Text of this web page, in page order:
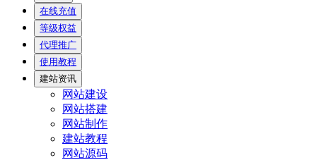
在线充值
等级权益
代理推广
使用教程
建站资讯
网站建设
网站搭建
网站制作
建站教程
网站源码